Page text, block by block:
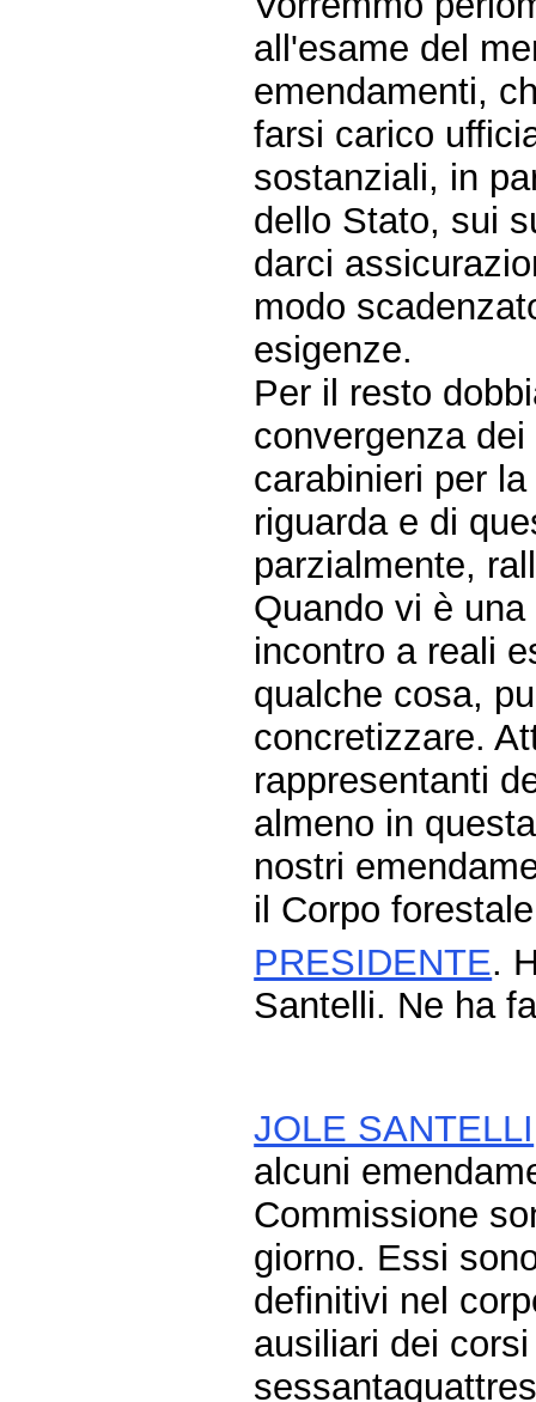
all'esame del
emendamenti,
farsi carico
sostanziali, in
dello Stato, sui
darci
modo
esigenze.
Per il resto
convergenza
carabinieri per
riguarda e di
parzialmente,
Quando vi è
incontro a reali
qualche cosa,
concretizzare.
rappresentanti
almeno in
nostri
il Corpo
PRESIDENTE.
Santelli. Ne ha
JOLE SANTELLI
alcuni
Commissione
giorno. Essi
definitivi nel
ausiliari dei